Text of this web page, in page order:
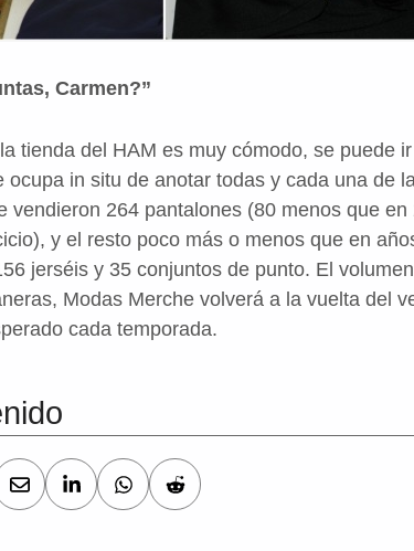
Carmen?”
tienda del HAM es muy cómodo, se puede
ocupa in situ de anotar todas y cada una de
vendieron 264 pantalones (80 menos que
y el resto poco más o menos que en
jerséis y 35 conjuntos de punto. El
Modas Merche volverá a la vuelta del
cada temporada.